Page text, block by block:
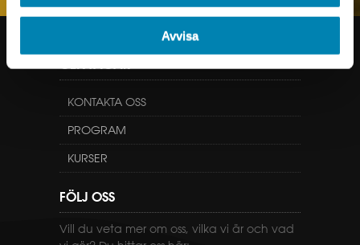
Avvisa
KONTAKTA OSS
PROGRAM
KURSER
FÖLJ OSS
Vill du veta mer om oss, vilka vi är och vad